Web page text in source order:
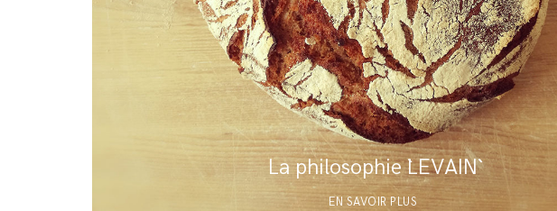
La philosophie ``LEVAIN``
EN SAVOIR PLUS